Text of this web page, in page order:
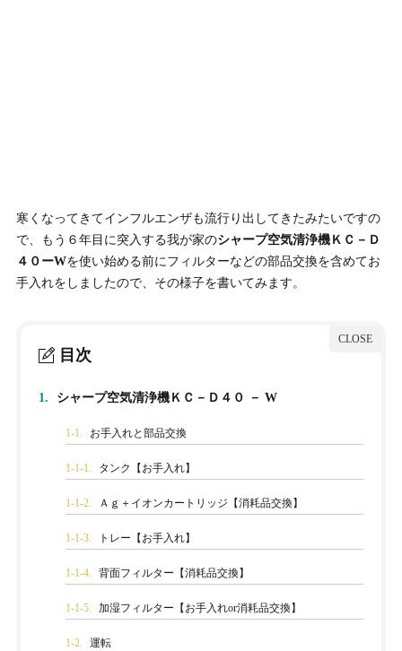
寒くなってきてインフルエンザも流行り出してきたみたいですの
で、もう６年目に突入する我が家のシャープ空気清浄機ＫＣ－Ｄ
４０ーWを使い始める前にフィルターなどの部品交換を含めてお
手入れをしましたので、その様子を書いてみます。
目次
1. シャープ空気清浄機ＫＣ－Ｄ４０ － W
1-1. お手入れと部品交換
1-1-1. タンク【お手入れ】
1-1-2. Ａｇ＋イオンカートリッジ【消耗品交換】
1-1-3. トレー【お手入れ】
1-1-4. 背面フィルター【消耗品交換】
1-1-5. 加湿フィルター【お手入れor消耗品交換】
1-2. 運転